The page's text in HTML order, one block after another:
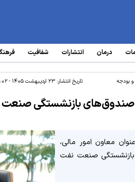
درمان انتشارات شفافیت
و بودجه تاریخ انتشار:۲۳ اردیبهشت ۱۴۰۵ - ۰۹:۰۲
صندوق‌های بازنشستگی
معاون امور مالی،
بازنشستگی صنعت نفت